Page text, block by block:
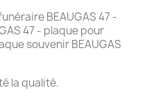
BEAUGAS 47 -
47 - plaque pour
souvenir BEAUGAS
la qualité.